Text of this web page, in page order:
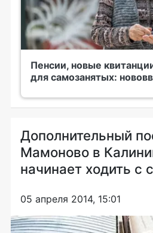
Пенсии, новые
для самозанятых:
Дополнительный
Мамоново в
начинает ходить с
05 апреля 2014, 15:01